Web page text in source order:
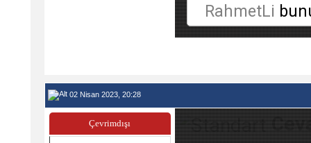
RahmetLi
02 Nisan 2023, 20:28
Çevrimdışı